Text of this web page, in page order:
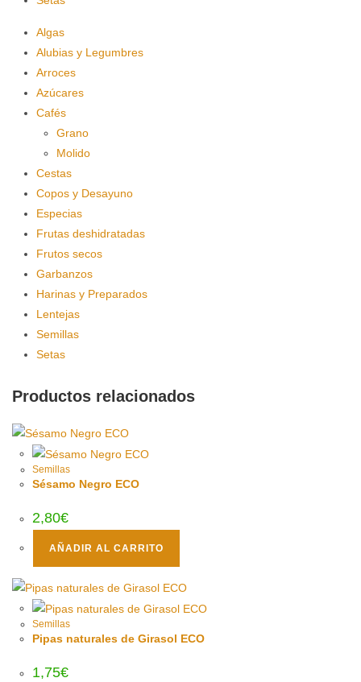
Algas
Alubias y Legumbres
Arroces
Azúcares
Cafés
Grano
Molido
Cestas
Copos y Desayuno
Especias
Frutas deshidratadas
Frutos secos
Garbanzos
Harinas y Preparados
Lentejas
Semillas
Setas
Productos relacionados
Semillas
Sésamo Negro ECO
2,80€
AÑADIR AL CARRITO
Semillas
Pipas naturales de Girasol ECO
1,75€